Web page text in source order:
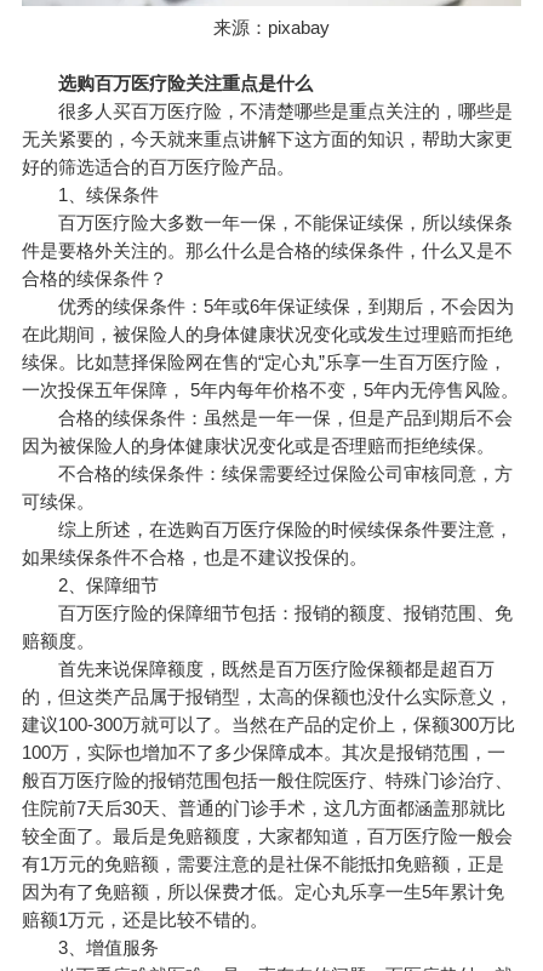
来源：pixabay
选购百万医疗险关注重点是什么
很多人买百万医疗险，不清楚哪些是重点关注的，哪些是
无关紧要的，今天就来重点讲解下这方面的知识，帮助大家更
好的筛选适合的百万医疗险产品。
1、续保条件
百万医疗险大多数一年一保，不能保证续保，所以续保条
件是要格外关注的。那么什么是合格的续保条件，什么又是不
合格的续保条件？
优秀的续保条件：5年或6年保证续保，到期后，不会因为
在此期间，被保险人的身体健康状况变化或发生过理赔而拒绝
续保。比如慧择保险网在售的“定心丸”乐享一生百万医疗险，
一次投保五年保障， 5年内每年价格不变，5年内无停售风险。
合格的续保条件：虽然是一年一保，但是产品到期后不会
因为被保险人的身体健康状况变化或是否理赔而拒绝续保。
不合格的续保条件：续保需要经过保险公司审核同意，方
可续保。
综上所述，在选购百万医疗保险的时候续保条件要注意，
如果续保条件不合格，也是不建议投保的。
2、保障细节
百万医疗险的保障细节包括：报销的额度、报销范围、免
赔额度。
首先来说保障额度，既然是百万医疗险保额都是超百万
的，但这类产品属于报销型，太高的保额也没什么实际意义，
建议100-300万就可以了。当然在产品的定价上，保额300万比
100万，实际也增加不了多少保障成本。其次是报销范围，一
般百万医疗险的报销范围包括一般住院医疗、特殊门诊治疗、
住院前7天后30天、普通的门诊手术，这几方面都涵盖那就比
较全面了。最后是免赔额度，大家都知道，百万医疗险一般会
有1万元的免赔额，需要注意的是社保不能抵扣免赔额，正是
因为有了免赔额，所以保费才低。定心丸乐享一生5年累计免
赔额1万元，还是比较不错的。
3、增值服务